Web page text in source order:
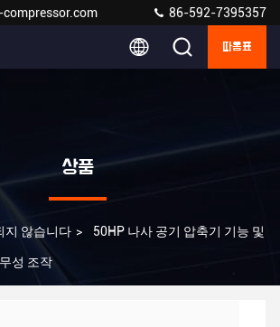
86-592-7395357
따옴표
상품
지 않습니다 > 50HP 나사 공기 압축기 기능 및
성 조작